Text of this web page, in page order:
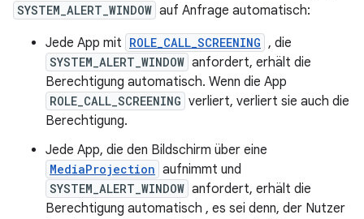
SYSTEM_ALERT_WINDOW auf Anfrage automatisch:
Jede App mit ROLE_CALL_SCREENING , die
SYSTEM_ALERT_WINDOW anfordert, erhält die
Berechtigung automatisch. Wenn die App
ROLE_CALL_SCREENING verliert, verliert sie auch die
Berechtigung.
Jede App, die den Bildschirm über eine
MediaProjection aufnimmt und
SYSTEM_ALERT_WINDOW anfordert, erhält die
Berechtigung automatisch , es sei denn, der Nutzer